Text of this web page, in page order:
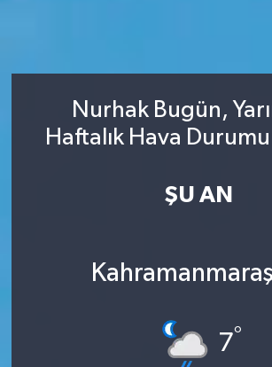
Nurhak Bugün,
Haftalık Hava
ŞU AN
Kahramanmaraş
7°